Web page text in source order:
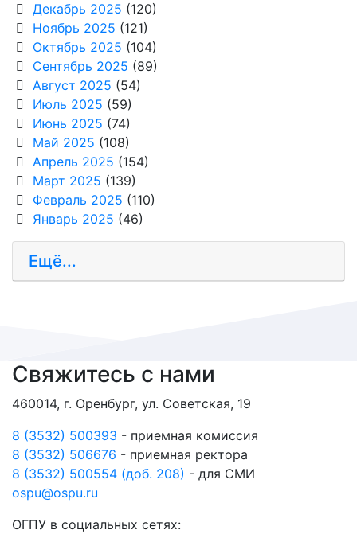
Декабрь 2025 (120)
Ноябрь 2025 (121)
Октябрь 2025 (104)
Сентябрь 2025 (89)
Август 2025 (54)
Июль 2025 (59)
Июнь 2025 (74)
Май 2025 (108)
Апрель 2025 (154)
Март 2025 (139)
Февраль 2025 (110)
Январь 2025 (46)
Ещё...
Свяжитесь с нами
460014, г. Оренбург, ул. Советская, 19
8 (3532) 500393 - приемная комиссия
8 (3532) 506676 - приемная ректора
8 (3532) 500554 (доб. 208) - для СМИ
ospu@ospu.ru
ОГПУ в социальных сетях: